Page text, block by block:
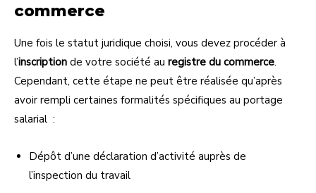
commerce
Une fois le statut juridique choisi, vous devez procéder à
l’inscription de votre société au registre du commerce.
Cependant, cette étape ne peut être réalisée qu’après
avoir rempli certaines formalités spécifiques au portage
salarial :
Dépôt d’une déclaration d’activité auprès de
l’inspection du travail